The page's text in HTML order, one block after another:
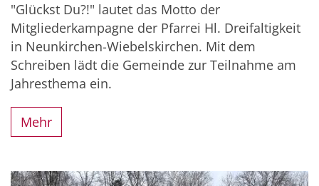
"Glückst Du?!" lautet das Motto der
Mitgliederkampagne der Pfarrei Hl. Dreifaltigkeit
in Neunkirchen-Wiebelskirchen. Mit dem
Schreiben lädt die Gemeinde zur Teilnahme am
Jahresthema ein.
Mehr